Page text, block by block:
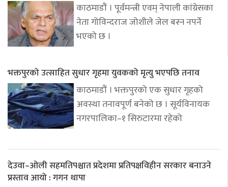
काठमाडौं । पूर्वमन्त्री एवम् नेपाली कांग्रेसका
नेता गोविन्दराज जोशीले जेल बस्न नपर्ने
भएको छ ।
भक्तपुरको उत्साहित सुधार गृहमा युवकको मृत्यु भएपछि तनाव
काठमाडौं । भक्तपुरको एक सुधार गृहको
अवस्था तनावपूर्ण बनेको छ । सूर्यविनायक
नगरपालिका–१ सिरुटारमा रहेको
देउवा–ओली सहमतिपश्चात प्रदेशमा प्रतिपक्षविहीन सरकार बनाउने
प्रस्ताव आयो : गगन थापा